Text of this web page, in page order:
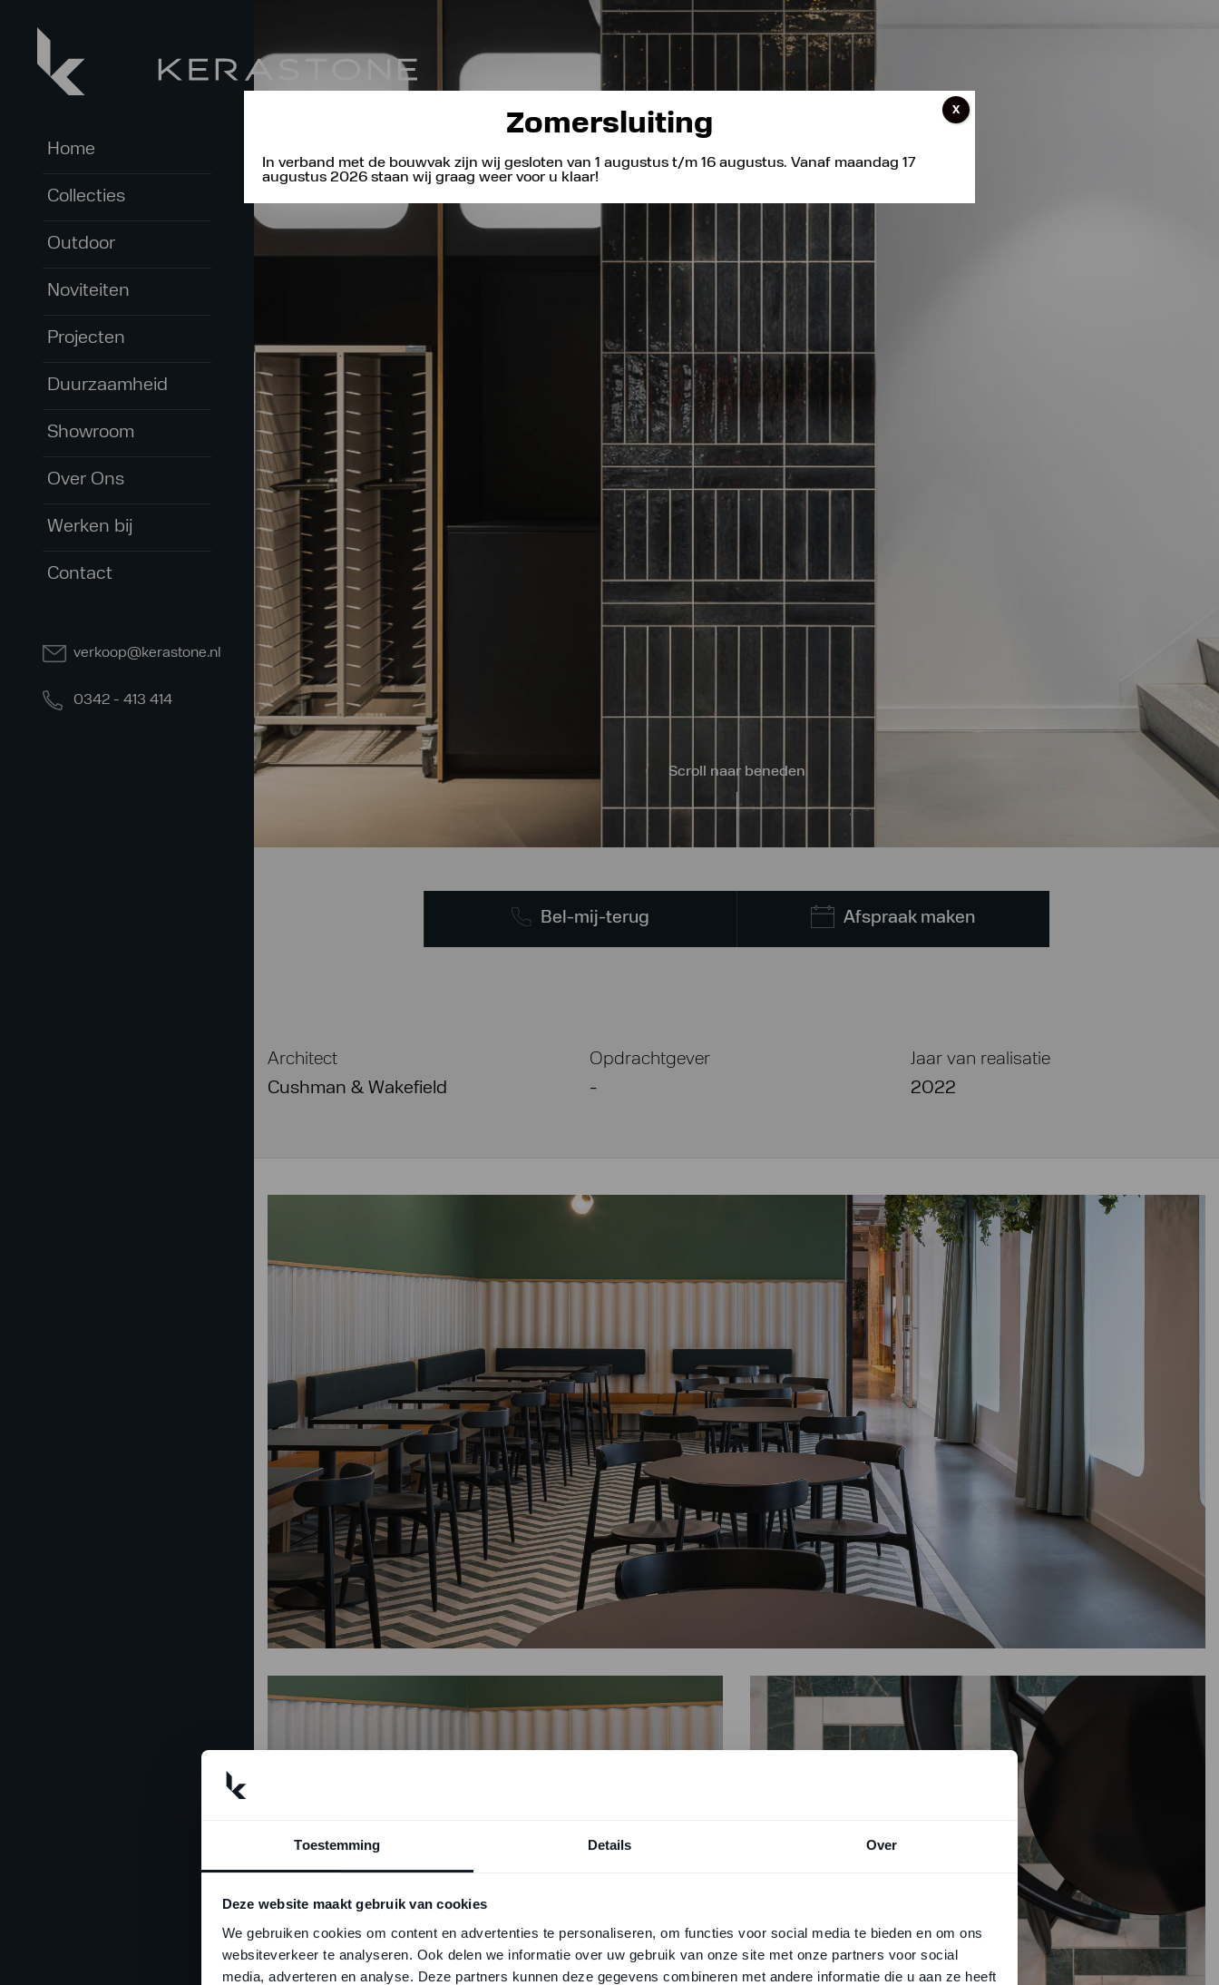
Toestemming Details Over
Deze website maakt gebruik van cookies
We gebruiken cookies om content en advertenties te personaliseren, om functies voor social media te bieden en om ons
websiteverkeer te analyseren. Ook delen we informatie over uw gebruik van onze site met onze partners voor social
media, adverteren en analyse. Deze partners kunnen deze gegevens combineren met andere informatie die u aan ze heeft
Home
Collecties
Outdoor
Noviteiten
Projecten
Duurzaamheid
Showroom
Over Ons
Werken bij
Contact
verkoop@kerastone.nl
0342 - 413 414
Scroll naar beneden
Bel-mij-terug Afspraak maken
Architect
Cushman & Wakefield
Opdrachtgever
-
Jaar van realisatie
2022
Zomersluiting
In verband met de bouwvak zijn wij gesloten van 1 augustus t/m 16 augustus. Vanaf maandag 17
augustus 2026 staan wij graag weer voor u klaar!
X